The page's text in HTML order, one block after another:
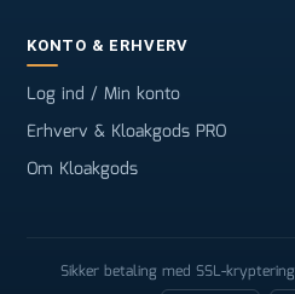
KONTO & ERHVERV
Log ind / Min konto
Erhverv & Kloakgods PRO
Om Kloakgods
Sikker betaling med SSL-kryptering